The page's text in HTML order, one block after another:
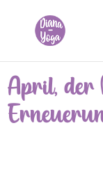
April, der